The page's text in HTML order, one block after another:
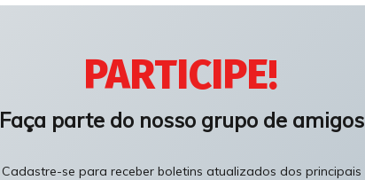
PARTICIPE!
Faça parte do nosso grupo de amigos
Cadastre-se para receber boletins atualizados dos principais